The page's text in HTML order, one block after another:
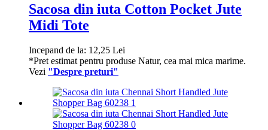
Sacosa din iuta Cotton Pocket Jute
Midi Tote
Incepand de la: 12,25 Lei
*Pret estimat pentru produse Natur, cea mai mica marime.
Vezi "Despre preturi"